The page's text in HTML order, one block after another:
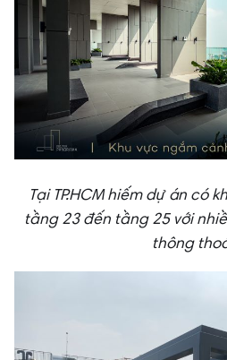
Tại TP.HCM hiếm dự án có
tầng 23 đến tầng 25 với
thông